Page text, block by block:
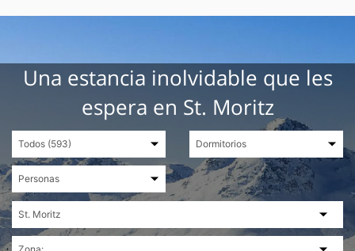
Una estancia inolvidable que les
espera en St. Moritz